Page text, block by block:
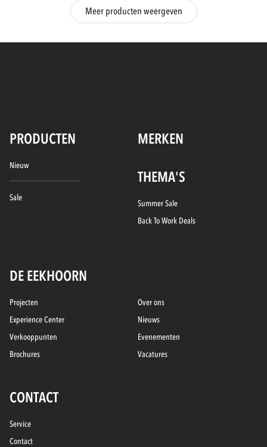
Meer producten weergeven
PRODUCTEN MERKEN
Nieuw
Sale
THEMA'S
Summer Sale
Back To Work Deals
DE EEKHOORN
Projecten
Experience Center
Verkooppunten
Brochures
Over ons
Nieuws
Evenementen
Vacatures
CONTACT
Service
Contact